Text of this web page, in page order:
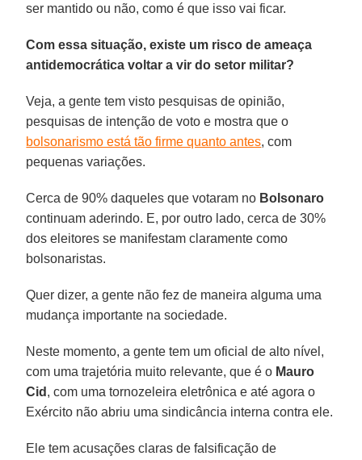
ser mantido ou não, como é que isso vai ficar.
Com essa situação, existe um risco de ameaça
antidemocrática voltar a vir do setor militar?
Veja, a gente tem visto pesquisas de opinião,
pesquisas de intenção de voto e mostra que o
bolsonarismo está tão firme quanto antes, com
pequenas variações.
Cerca de 90% daqueles que votaram no Bolsonaro
continuam aderindo. E, por outro lado, cerca de 30%
dos eleitores se manifestam claramente como
bolsonaristas.
Quer dizer, a gente não fez de maneira alguma uma
mudança importante na sociedade.
Neste momento, a gente tem um oficial de alto nível,
com uma trajetória muito relevante, que é o Mauro
Cid , com uma tornozeleira eletrônica e até agora o
Exército não abriu uma sindicância interna contra ele.
Ele tem acusações claras de falsificação de